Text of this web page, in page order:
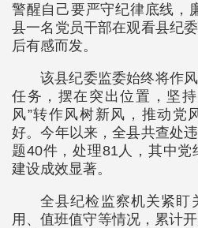
警醒自己要严守纪律底线，
县一名党员干部在观看县纪
后有感而发。
该县纪委监委始终将作
任务，摆在突出位置，坚
风”转作风树新风，推动党
好。今年以来，全县共查处
题40件，处理81人，其中
建设成效显著。
全县纪检监察机关紧盯
用、值班值守等情况，累计